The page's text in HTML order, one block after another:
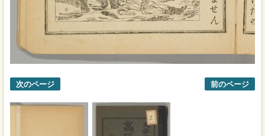
次のページ 前のページ